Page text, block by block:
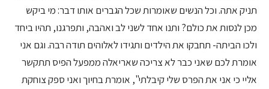
תניק אתה. וכל הנשים שאומרות שכל הגברים אותו דבר: מי ביקש
מכן לנסות את כולם? ותנו אחד לשני לב ואהבה, ותפרגנו, תהיו ביחד
ולכו הביתה- תחבקו את הילדים ותגידו לאלוהים תודה רבה. וגם אני
אומרת לכם שאני כבר לא צריכה שאריאלה ממפעל הפיס תתקשר
אליי כי אני את הפרס שלי קיבלתי", אומרת בחיוך ואני ספק צוחקת